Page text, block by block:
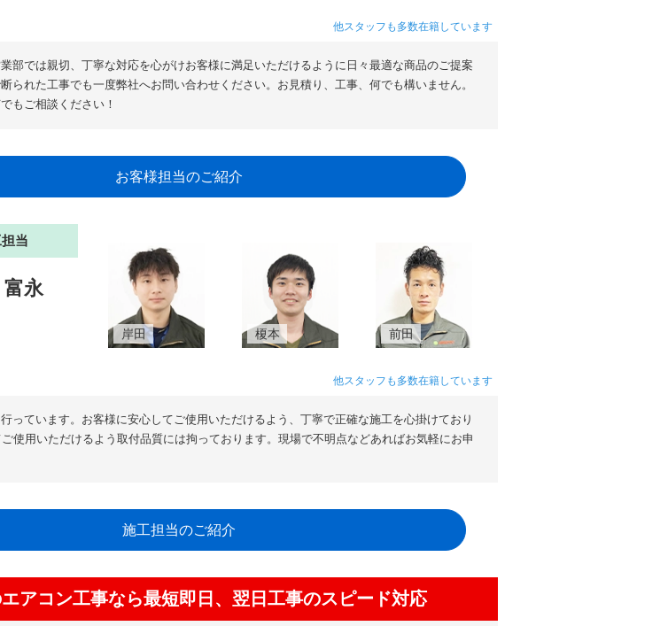
他スタッフも多数在籍しています
部では親切、丁寧な対応を心がけお客様に満足いただけるように日々最適な商品のご提案
られた工事でも一度弊社へお問い合わせください。お見積り、工事、何でも構いません。
もご相談ください！
お客様担当のご紹介
当
富永
岸田 榎本 前田
他スタッフも多数在籍しています
っています。お客様に安心してご使用いただけるよう、丁寧で正確な施工を心掛けており
使用いただけるよう取付品質には拘っております。現場で不明点などあればお気軽にお申
施工担当のご紹介
アコン工事なら最短即日、翌日工事のスピード対応